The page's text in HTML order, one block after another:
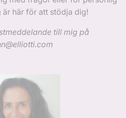
här för att stödja dig!
till mig på